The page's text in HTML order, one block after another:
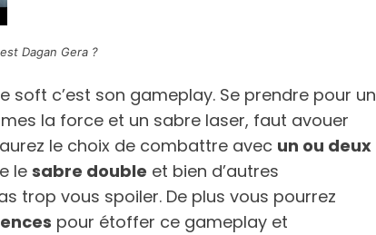
Dagan Gera ?
soft c’est son gameplay. Se prendre pour un
la force et un sabre laser, faut avouer
le choix de combattre avec un ou deux
le sabre double et bien d’autres
trop vous spoiler. De plus vous pourrez
pour étoffer ce gameplay et